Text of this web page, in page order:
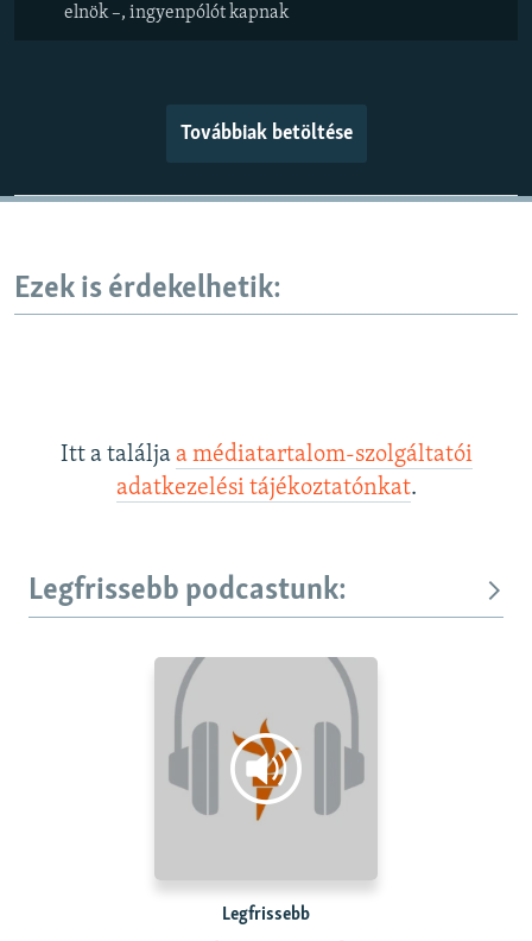
elnök –, ingyenpólót kapnak
Továbbiak betöltése
Ezek is érdekelhetik:
Itt a találja a médiatartalom-szolgáltatói
adatkezelési tájékoztatónkat.
Legfrissebb podcastunk:
Legfrissebb